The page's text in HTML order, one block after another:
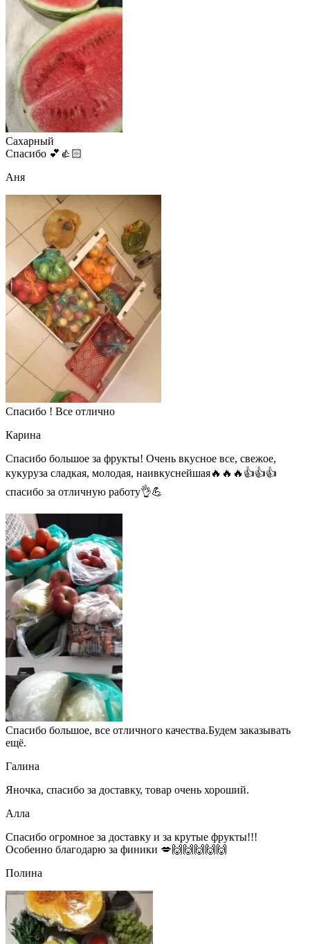
Сахарный
Спасибо 💕👍🏻
Аня
Спасибо ! Все отлично
Карина
Спасибо большое за фрукты! Очень вкусное все, свежое,
кукуруза сладкая, молодая, наивкуснейшая🔥🔥🔥👍👍👍
спасибо за отличную работу👌💪
Спасибо большое, все отличного качества.Будем заказывать
ещё.
Галина
Яночка, спасибо за доставку, товар очень хороший.
Алла
Спасибо огромное за доставку и за крутые фрукты!!!
Особенно благодарю за финики 💋🙌🙌🙌🙌🙌
Полина